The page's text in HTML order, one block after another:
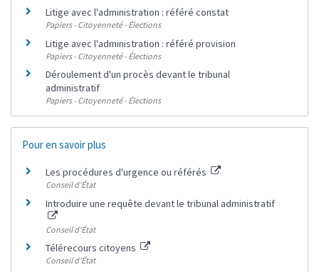
Litige avec l'administration : référé constat
Papiers - Citoyenneté - Élections
Litige avec l'administration : référé provision
Papiers - Citoyenneté - Élections
Déroulement d'un procès devant le tribunal
administratif
Papiers - Citoyenneté - Élections
Pour en savoir plus
Les procédures d'urgence ou référés
Conseil d'État
Introduire une requête devant le tribunal administratif
Conseil d'État
Télérecours citoyens
Conseil d'État